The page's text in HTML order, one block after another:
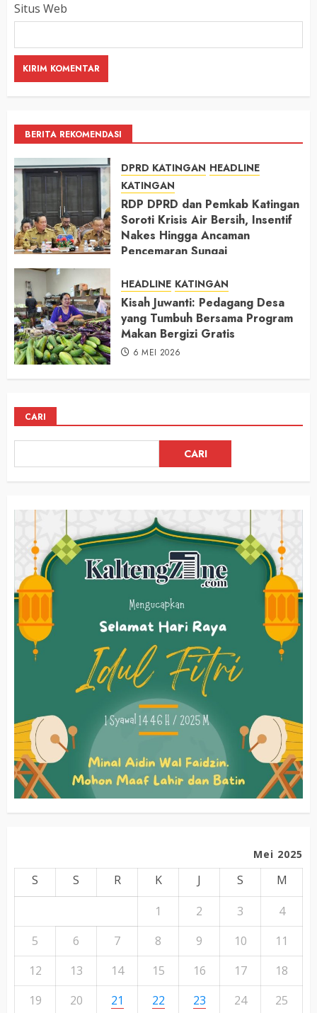
Situs Web
BERITA REKOMENDASI
DPRD KATINGAN HEADLINE
KATINGAN
RDP DPRD dan Pemkab Katingan
Soroti Krisis Air Bersih, Insentif
Nakes Hingga Ancaman
Pencemaran Sungai
HEADLINE KATINGAN
Kisah Juwanti: Pedagang Desa
yang Tumbuh Bersama Program
Makan Bergizi Gratis
6 MEI 2026
CARI
CARI
Mei 2025
S S R K J S
M
1
2 3
4
5
6 7 8 9 10
11
12
13 14 15 16 17
18
19
20 21 22 23 24 25